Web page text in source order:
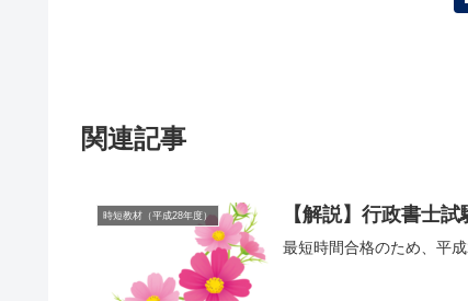
関連記事
時短教材（平成28年度） 【解説】行政書士
最短時間合格のため、平